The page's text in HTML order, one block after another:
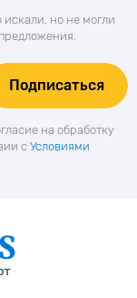
но не могли
Подписаться
на обработку
с Условиями